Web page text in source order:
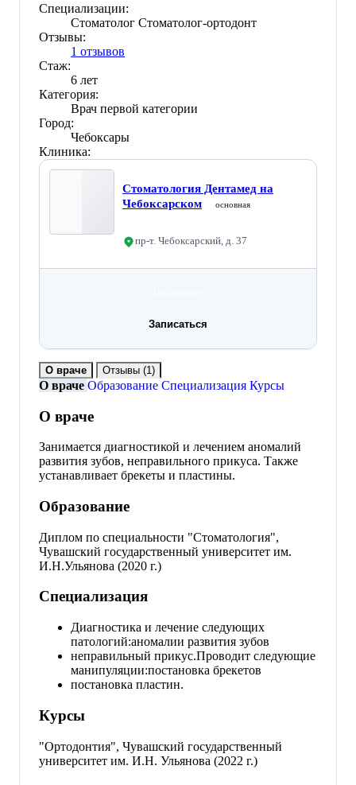
Специализации:
Стоматолог Стоматолог-ортодонт
Отзывы:
1 отзывов
Стаж:
6 лет
Категория:
Врач первой категории
Город:
Чебоксары
Клиника:
Стоматология Дентамед на
Чебоксарском
основная
пр-т. Чебоксарский, д. 37
Записаться
О враче Отзывы (1)
О враче Образование Специализация Курсы
О враче
Занимается диагностикой и лечением аномалий
развития зубов, неправильного прикуса. Также
устанавливает брекеты и пластины.
Образование
Диплом по специальности "Стоматология",
Чувашский государственный университет им.
И.Н.Ульянова (2020 г.)
Специализация
Диагностика и лечение следующих
патологий:аномалии развития зубов
неправильный прикус.Проводит следующие
манипуляции:постановка брекетов
постановка пластин.
Курсы
"Ортодонтия", Чувашский государственный
университет им. И.Н. Ульянова (2022 г.)